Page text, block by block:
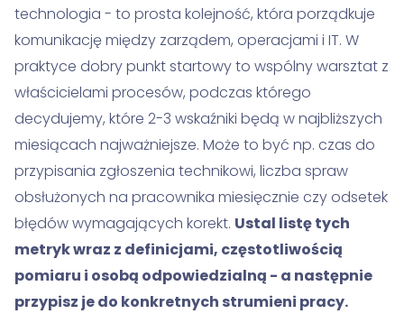
technologia - to prosta kolejność, która porządkuje
komunikację między zarządem, operacjami i IT. W
praktyce dobry punkt startowy to wspólny warsztat z
właścicielami procesów, podczas którego
decydujemy, które 2-3 wskaźniki będą w najbliższych
miesiącach najważniejsze. Może to być np. czas do
przypisania zgłoszenia technikowi, liczba spraw
obsłużonych na pracownika miesięcznie czy odsetek
błędów wymagających korekt. Ustal listę tych
metryk wraz z definicjami, częstotliwością
pomiaru i osobą odpowiedzialną - a następnie
przypisz je do konkretnych strumieni pracy.